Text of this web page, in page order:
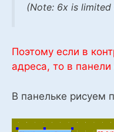
(Note: 6x is
Поэтому если в
адреса, то в
В панельке рисуем